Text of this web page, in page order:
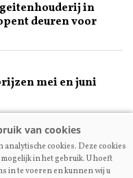
in
deuren voor
mei en juni
Engel
fokcommissie
cookies. Deze cookies
in het gebruik. U hoeft
in te voeren en kunnen wij u